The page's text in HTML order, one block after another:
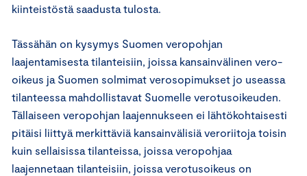
kiinteistöstä saadusta tulosta.
Tässähän on kysymys Suomen veropohjan
laajentamisesta tilanteisiin, joissa kansainvälinen vero-
oikeus ja Suomen solmimat verosopimukset jo useassa
tilanteessa mahdollistavat Suomelle verotusoikeuden.
Tällaiseen veropohjan laajennukseen ei lähtökohtaisesti
pitäisi liittyä merkittäviä kansainvälisiä veroriitoja toisin
kuin sellaisissa tilanteissa, joissa veropohjaa
laajennetaan tilanteisiin, joissa verotusoikeus on